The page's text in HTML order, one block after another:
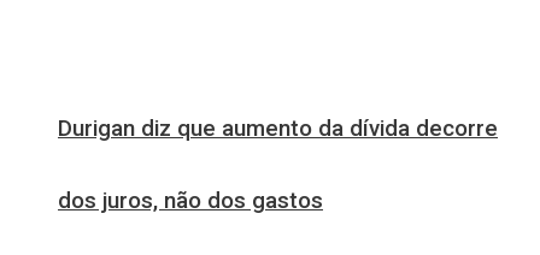
Durigan diz que aumento da dívida decorre
dos juros, não dos gastos